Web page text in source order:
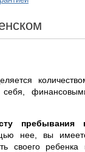
себя,
пребывания
нее, вы
своего ребенка